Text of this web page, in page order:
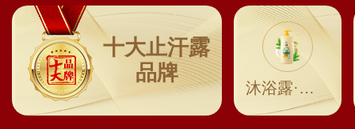
十大止汗露
品牌
沐浴露·沐浴乳